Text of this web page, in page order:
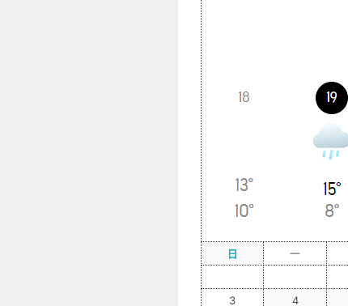
日 一
3
4